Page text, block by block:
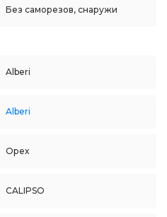
Без саморезов, снаружи
Alberi
Alberi
Орех
CALIPSO